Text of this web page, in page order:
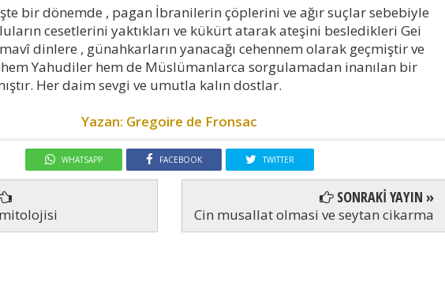
bir dönemde , pagan İbranilerin çöplerini ve ağır suçlar sebebiyle
cesetlerini yaktıkları ve kükürt atarak ateşini besledikleri Gei
dinlere , günahkarların yanacağı cehennem olarak geçmiştir ve
Yahudiler hem de Müslümanlarca sorgulamadan inanılan bir
Her daim sevgi ve umutla kalın dostlar.
Yazan: Gregoire de Fronsac
WHATSAPP FACEBOOK TWITTER
SONRAKİ YAYIN »
Cin musallat olmasi ve seytan cikarma